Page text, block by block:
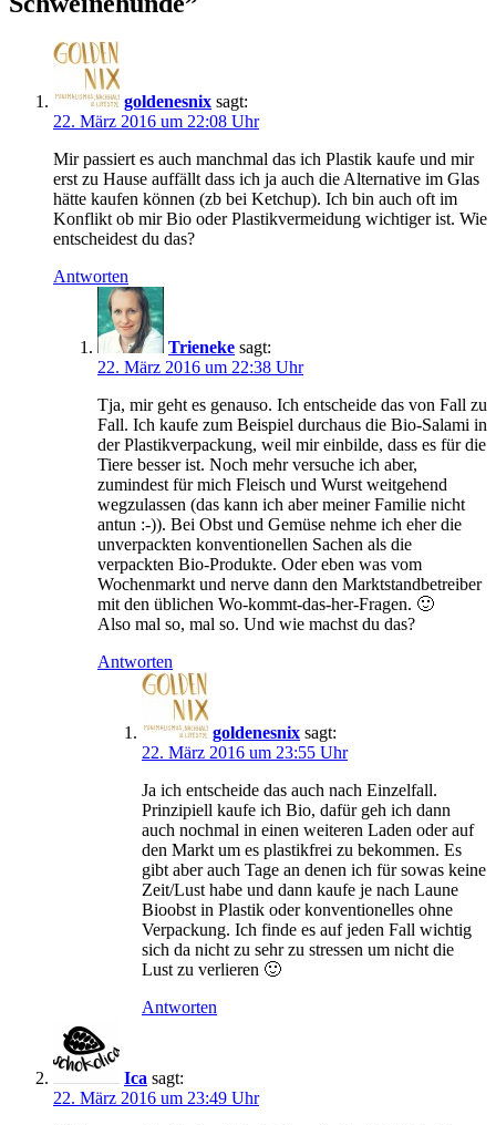
goldenesnix sagt:
22. März 2016 um 22:08 Uhr
Mir passiert es auch manchmal das ich Plastik kaufe und mir
erst zu Hause auffällt dass ich ja auch die Alternative im Glas
hätte kaufen können (zb bei Ketchup). Ich bin auch oft im
Konflikt ob mir Bio oder Plastikvermeidung wichtiger ist. Wie
entscheidest du das?
Antworten
Trieneke sagt:
22. März 2016 um 22:38 Uhr
Tja, mir geht es genauso. Ich entscheide das von Fall zu
Fall. Ich kaufe zum Beispiel durchaus die Bio-Salami in
der Plastikverpackung, weil mir einbilde, dass es für die
Tiere besser ist. Noch mehr versuche ich aber,
zumindest für mich Fleisch und Wurst weitgehend
wegzulassen (das kann ich aber meiner Familie nicht
antun :-)). Bei Obst und Gemüse nehme ich eher die
unverpackten konventionellen Sachen als die
verpackten Bio-Produkte. Oder eben was vom
Wochenmarkt und nerve dann den Marktstandbetreiber
mit den üblichen Wo-kommt-das-her-Fragen. 🙂
Also mal so, mal so. Und wie machst du das?
Antworten
goldenesnix sagt:
22. März 2016 um 23:55 Uhr
Ja ich entscheide das auch nach Einzelfall.
Prinzipiell kaufe ich Bio, dafür geh ich dann
auch nochmal in einen weiteren Laden oder auf
den Markt um es plastikfrei zu bekommen. Es
gibt aber auch Tage an denen ich für sowas keine
Zeit/Lust habe und dann kaufe je nach Laune
Bioobst in Plastik oder konventionelles ohne
Verpackung. Ich finde es auf jeden Fall wichtig
sich da nicht zu sehr zu stressen um nicht die
Lust zu verlieren 🙂
Antworten
Ica sagt:
22. März 2016 um 23:49 Uhr